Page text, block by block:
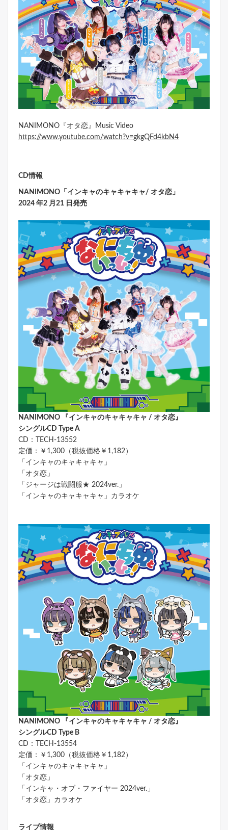
NANIMONO『オタ恋』Music Video
https://www.youtube.com/watch?v=gkgQFd4kbN4
CD情報
NANIMONO「インキャのキャキャキャ/ オタ恋」
2024 年2 月21 日発売
NANIMONO 『インキャのキャキャキャ / オタ恋』
シングルCD Type A
CD：TECH-13552
定価：￥1,300（税抜価格￥1,182）
「インキャのキャキャキャ」
「オタ恋」
「ジャージは戦闘服★ 2024ver.」
「インキャのキャキャキャ」カラオケ
NANIMONO 『インキャのキャキャキャ / オタ恋』
シングルCD Type B
CD：TECH-13554
定価：￥1,300（税抜価格￥1,182）
「インキャのキャキャキャ」
「オタ恋」
「インキャ・オブ・ファイヤー 2024ver.」
「オタ恋」カラオケ
ライブ情報